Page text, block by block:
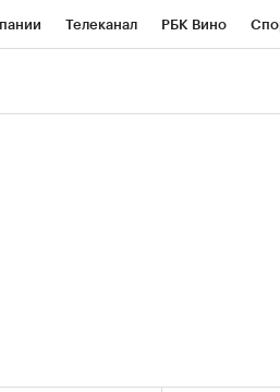
Телеканал РБК Вино